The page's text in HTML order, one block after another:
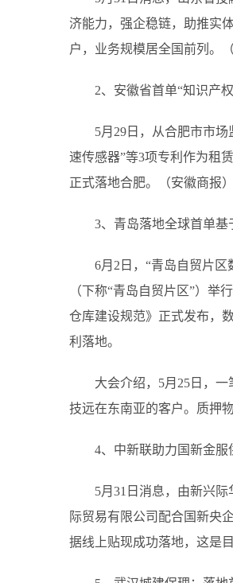
济能力，强企稳链，助推实
户，业务规模居全国前列。
2、安徽省首单“知识产
5月29日，从合肥市市
速传感器”等3项专利作为租
正式落地合肥。（安徽商报）
3、青岛落地全球首单
6月2日，“青岛自贸片
（下称“青岛自贸片区”）举
仓库建设规范》正式发布，
利落地。
大会介绍，5月25日，
技远在东南亚的客户。质押
4、中新联助力国新金
5月31日消息，由新兴
际贸易有限公司配合国新央
据线上贴现成功落地，这是